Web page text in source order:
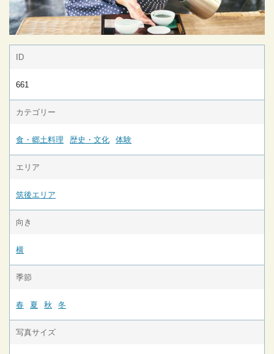
ID
661
カテゴリー
食・郷土料理 歴史・文化 体験
エリア
筑後エリア
向き
横
季節
春 夏 秋 冬
写真サイズ